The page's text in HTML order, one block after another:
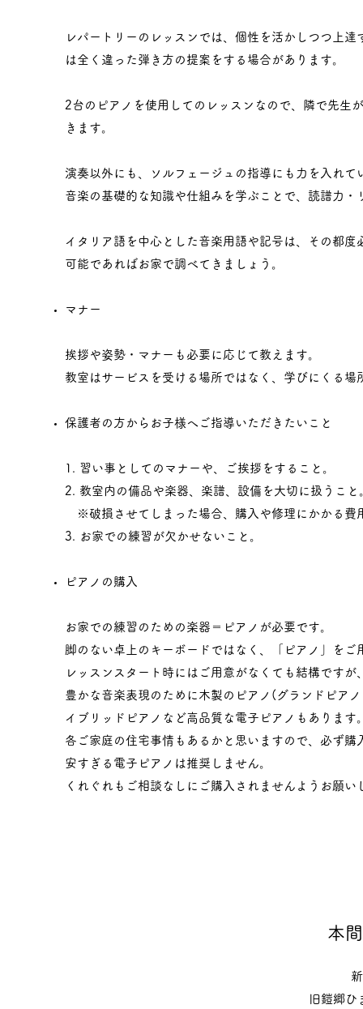
レパートリーのレッスンでは、個性を活かしつつ上
は全く違った弾き方の提案をする場合があります。
2台のピアノを使用してのレッスンなので、隣で先生
きます。
演奏以外にも、ソルフェージュの指導にも力を入れて
音楽の基礎的な知識や仕組みを学ぶことで、読譜力・
イタリア語を中心とした音楽用語や記号は、その都度
可能であればお家で調べてきましょう。
マナー
挨拶や姿勢・マナーも必要に応じて教えます。
教室はサービスを受ける場所ではなく、学びにくる場
保護者の方からお子様へご指導いただきたいこと
1. 習い事としてのマナーや、ご挨拶をすること。
2. 教室内の備品や楽器、楽譜、設備を大切に扱うこと
※破損させてしまった場合、購入や修理にかかる費
3. お家での練習が欠かせないこと。
ピアノの購入
お家での練習のための楽器＝ピアノが必要です。
脚のない卓上のキーボードではなく、「ピアノ」をご
レッスンスタート時にはご用意がなくても結構です
豊かな音楽表現のために木製のピアノ(グランドピア
イブリッドピアノなど高品質な電子ピアノもあります
各ご家庭の住宅事情もあるかと思いますので、必ず購
​安すぎる電子ピアノは推奨しません。
くれぐれもご相談なしにご購入されませんようお願い
本
旧鎧郷